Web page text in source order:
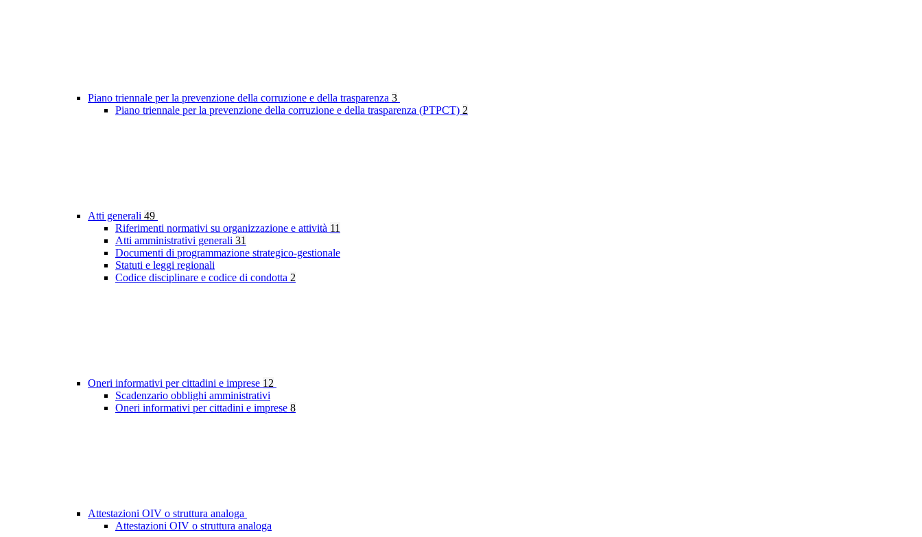
Piano triennale per la prevenzione della corruzione e della trasparenza 3
Piano triennale per la prevenzione della corruzione e della trasparenza (PTPCT) 2
Atti generali 49
Riferimenti normativi su organizzazione e attività 11
Atti amministrativi generali 31
Documenti di programmazione strategico-gestionale
Statuti e leggi regionali
Codice disciplinare e codice di condotta 2
Oneri informativi per cittadini e imprese 12
Scadenzario obblighi amministrativi
Oneri informativi per cittadini e imprese 8
Attestazioni OIV o struttura analoga
Attestazioni OIV o struttura analoga